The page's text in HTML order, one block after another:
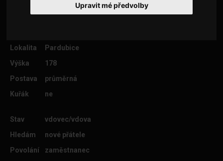
Upravit mé předvolby
Lokalita
Pardubice
Výška
178
Postava
průměrná
Kuřák
ne
Stav
vdovec/vdova
Hledám
nové přátele
Povolání
zaměstnanec